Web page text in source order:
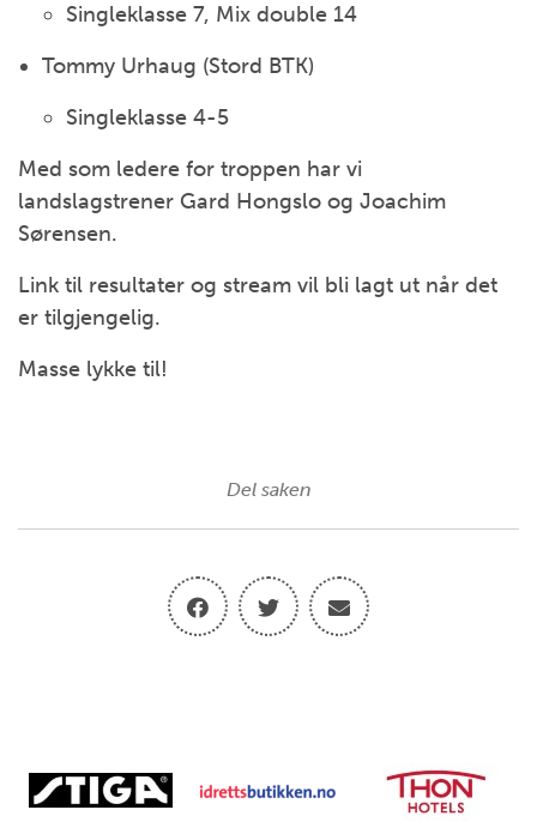
Singleklasse 7, Mix double 14
Tommy Urhaug (Stord BTK)
Singleklasse 4-5
Med som ledere for troppen har vi
landslagstrener Gard Hongslo og Joachim
Sørensen.
Link til resultater og stream vil bli lagt ut når det
er tilgjengelig.
Masse lykke til!
Del saken